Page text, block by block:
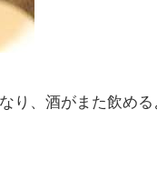
り、酒がまた飲める